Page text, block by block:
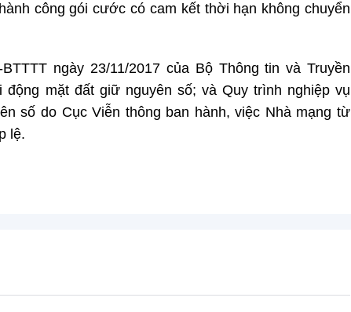
công gói cước có cam kết thời hạn không chuyển
ngày 23/11/2017 của Bộ Thông tin và Truyền
mặt đất giữ nguyên số; và Quy trình nghiệp vụ
số do Cục Viễn thông ban hành, việc Nhà mạng từ
lệ.